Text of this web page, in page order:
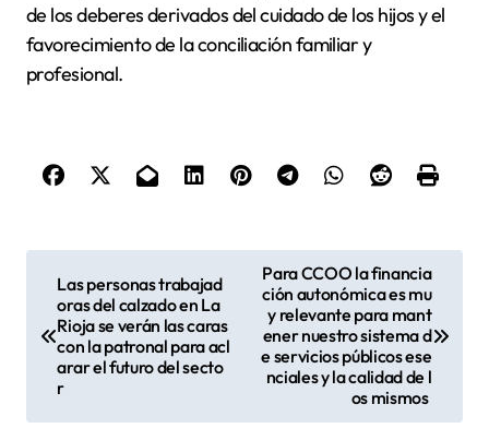
de los deberes derivados del cuidado de los hijos y el
favorecimiento de la conciliación familiar y
profesional.
Las personas trabajad
oras del calzado en La
Rioja se verán las caras
con la patronal para acl
arar el futuro del secto
r
Para CCOO la financia
ción autonómica es mu
y relevante para mant
ener nuestro sistema d
e servicios públicos ese
nciales y la calidad de l
os mismos